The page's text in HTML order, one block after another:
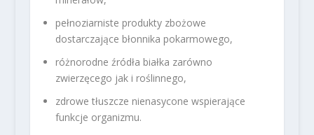
pełnoziarniste produkty zbożowe
dostarczające błonnika pokarmowego,
różnorodne źródła białka zarówno
zwierzęcego jak i roślinnego,
zdrowe tłuszcze nienasycone wspierające
funkcje organizmu.